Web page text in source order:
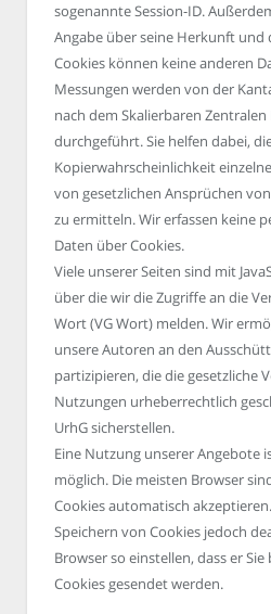
sogenannte Session-ID.
Angabe über seine Herkunft und
Cookies können keine anderen
Messungen werden von der
nach dem Skalierbaren
durchgeführt. Sie helfen dabei,
Kopierwahrscheinlichkeit
von gesetzlichen Ansprüchen
zu ermitteln. Wir erfassen keine
Daten über Cookies.
Viele unserer Seiten sind mit
über die wir die Zugriffe an die
Wort (VG Wort) melden. Wir
unsere Autoren an den
partizipieren, die die gesetzliche
Nutzungen urheberrechtlich
UrhG sicherstellen.
Eine Nutzung unserer Angebote
möglich. Die meisten Browser
Cookies automatisch
Speichern von Cookies jedoch
Browser so einstellen, dass er
Cookies gesendet werden.